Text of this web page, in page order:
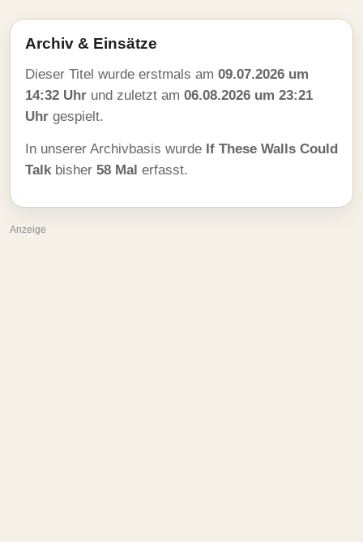
Archiv & Einsätze
Dieser Titel wurde erstmals am 09.07.2026 um
14:32 Uhr und zuletzt am 06.08.2026 um 23:21
Uhr gespielt.
In unserer Archivbasis wurde If These Walls Could
Talkbisher 58 Mal erfasst.
Anzeige